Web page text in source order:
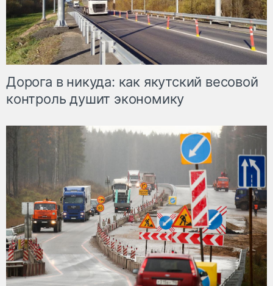
Дорога в никуда: как якутский весовой
контроль душит экономику